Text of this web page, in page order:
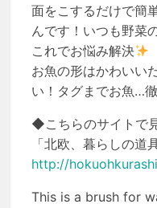
面をこするだけで簡
んです！いつも野菜
これでお悩み解決
お魚の形はかわいい
い！タグまでお魚…
◆こちらのサイトで
「北欧、暮らしの道
http://
This is a brush for